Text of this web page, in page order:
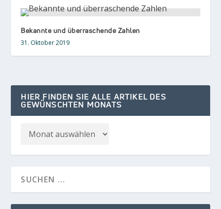
Bekannte und überraschende Zahlen
31. Oktober 2019
HIER FINDEN SIE ALLE ARTIKEL DES
GEWÜNSCHTEN MONATS